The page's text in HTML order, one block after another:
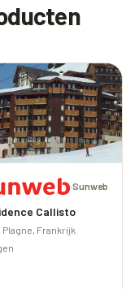
·Sunweb
Callisto
Plagne, Frankrijk